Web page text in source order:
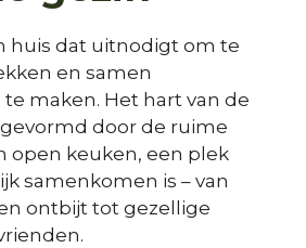
huis dat uitnodigt om te
en samen
maken. Het hart van de
door de ruime
open keuken, een plek
samenkomen is – van
ontbijt tot gezellige